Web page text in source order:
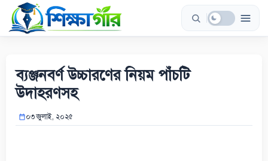
Skip
content
ব্যঞ্জনবর্ণ উচ্চারণের নিয়ম পাঁচটি
উদাহরণসহ
০৩ জুলাই, ২০২৫